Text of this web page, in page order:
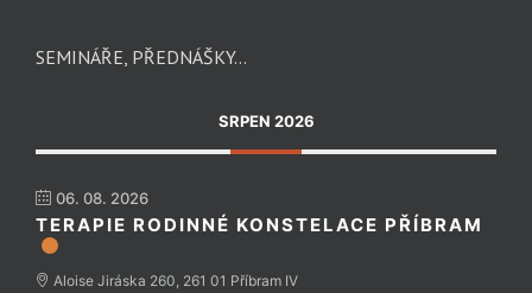
SEMINÁŘE, PŘEDNÁŠKY…
SRPEN 2026
06. 08. 2026
TERAPIE RODINNÉ KONSTELACE PŘÍBRAM
Aloise Jiráska 260, 261 01 Příbram IV